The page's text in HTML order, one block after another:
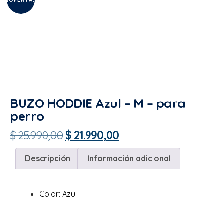
BUZO HODDIE Azul – M – para
perro
$25.990,00 $ 21.990,00
Descripción Información adicional
Color: Azul